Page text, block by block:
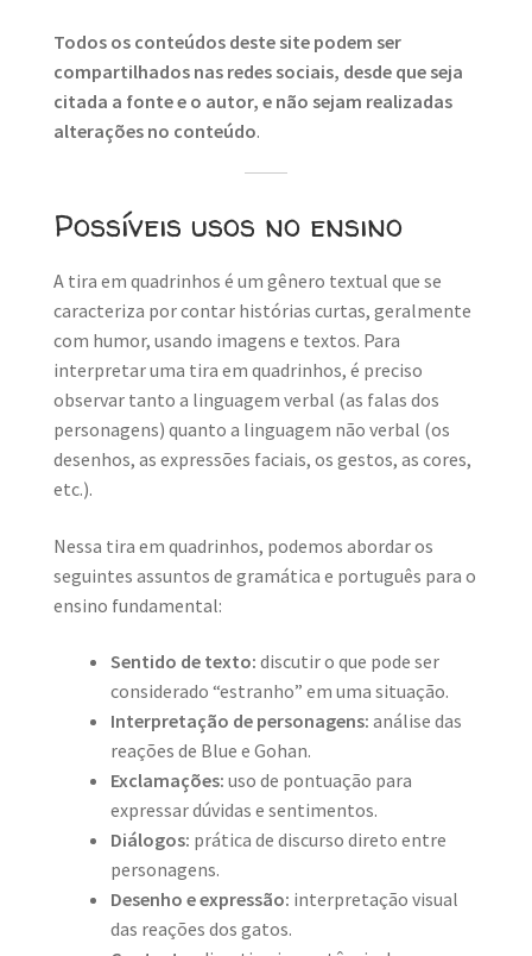
Todos os conteúdos deste site podem ser
compartilhados nas redes sociais, desde que seja
citada a fonte e o autor, e não sejam realizadas
alterações no conteúdo.
Possíveis usos no ensino
A tira em quadrinhos é um gênero textual que se
caracteriza por contar histórias curtas, geralmente
com humor, usando imagens e textos. Para
interpretar uma tira em quadrinhos, é preciso
observar tanto a linguagem verbal (as falas dos
personagens) quanto a linguagem não verbal (os
desenhos, as expressões faciais, os gestos, as cores,
etc.).
Nessa tira em quadrinhos, podemos abordar os
seguintes assuntos de gramática e português para o
ensino fundamental:
Sentido de texto: discutir o que pode ser
considerado “estranho” em uma situação.
Interpretação de personagens: análise das
reações de Blue e Gohan.
Exclamações: uso de pontuação para
expressar dúvidas e sentimentos.
Diálogos: prática de discurso direto entre
personagens.
Desenho e expressão: interpretação visual
das reações dos gatos.